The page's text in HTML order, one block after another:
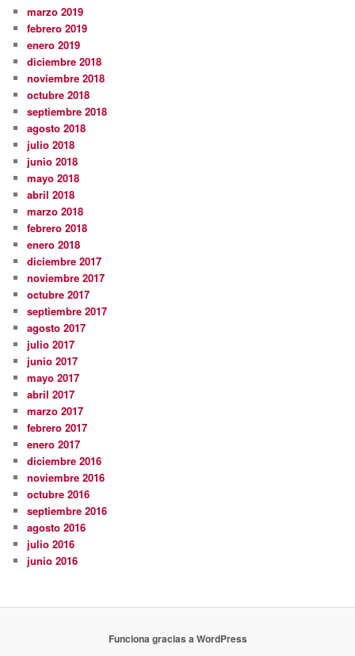
marzo 2019
febrero 2019
enero 2019
diciembre 2018
noviembre 2018
octubre 2018
septiembre 2018
agosto 2018
julio 2018
junio 2018
mayo 2018
abril 2018
marzo 2018
febrero 2018
enero 2018
diciembre 2017
noviembre 2017
octubre 2017
septiembre 2017
agosto 2017
julio 2017
junio 2017
mayo 2017
abril 2017
marzo 2017
febrero 2017
enero 2017
diciembre 2016
noviembre 2016
octubre 2016
septiembre 2016
agosto 2016
julio 2016
junio 2016
Funciona gracias a WordPress